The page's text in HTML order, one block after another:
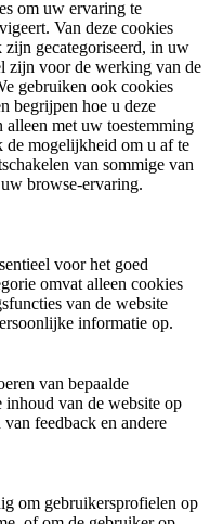
om uw ervaring te
Van deze cookies
gecategoriseerd, in uw
zijn voor de werking van de
gebruiken ook cookies
begrijpen hoe u deze
met uw toestemming
de mogelijkheid om u af te
van sommige van
browse-ervaring.
voor het goed
omvat alleen cookies
van de website
informatie op.
van bepaalde
inhoud van de website op
feedback en andere
om gebruikersprofielen op